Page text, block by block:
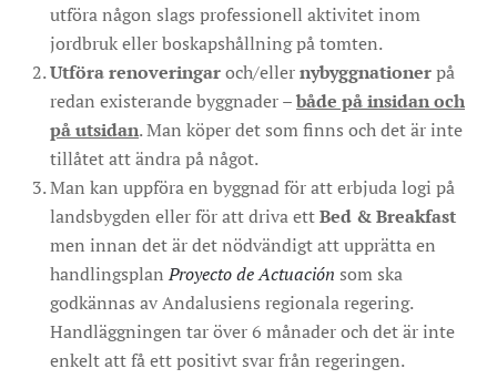
utföra någon slags professionell aktivitet inom
jordbruk eller boskapshållning på tomten.
Utföra renoveringaroch/ellernybyggnationerpå
redan existerande byggnader –både på insidan och
på utsidan. Man köper det som finns och det är inte
tillåtet att ändra på något.
Man kan uppföra en byggnad för att erbjuda logi på
landsbygden eller för att driva ettBed & Breakfast
men innan det är det nödvändigt att upprätta en
handlingsplanProyecto de Actuación som ska
godkännas av Andalusiens regionala regering.
Handläggningen tar över 6 månader och det är inte
enkelt att få ett positivt svar från regeringen.